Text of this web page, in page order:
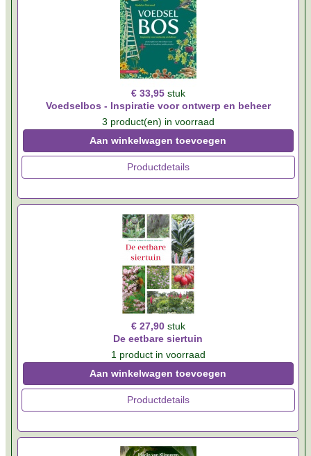
€ 33,95 stuk
Voedselbos - Inspiratie voor ontwerp en beheer
3 product(en) in voorraad
Aan winkelwagen toevoegen
Productdetails
€ 27,90 stuk
De eetbare siertuin
1 product in voorraad
Aan winkelwagen toevoegen
Productdetails